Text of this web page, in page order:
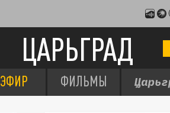
ЦАРЬГРАД
ЭФИР ФИЛЬМЫ